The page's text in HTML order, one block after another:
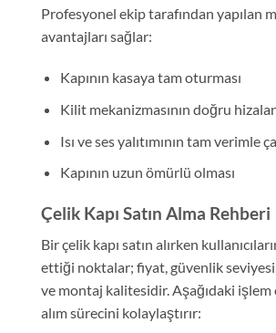
Profesyonel ekip tarafından yapılan
avantajları sağlar:
Kapının kasaya tam oturması
Kilit mekanizmasının doğru
Isı ve ses yalıtımının tam verimle
Kapının uzun ömürlü olması
Çelik Kapı Satın Alma Rehberi
Bir çelik kapı satın alırken
ettiği noktalar; fiyat, güvenlik
ve montaj kalitesidir. Aşağıdaki işlem
alım sürecini kolaylaştırır: